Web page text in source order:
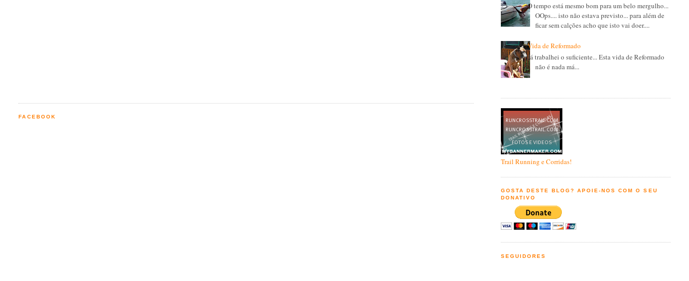
FACEBOOK
O tempo está mesmo bom para um belo mergulho...
OOps.... isto não estava previsto... para além de
ficar sem calções acho que isto vai doer....
Vida de Reformado
Já trabalhei o suficiente... Esta vida de Reformado
não é nada má...
Trail Running e Corridas!
GOSTA DESTE BLOG? APOIE-NOS COM O SEU
DONATIVO
SEGUIDORES